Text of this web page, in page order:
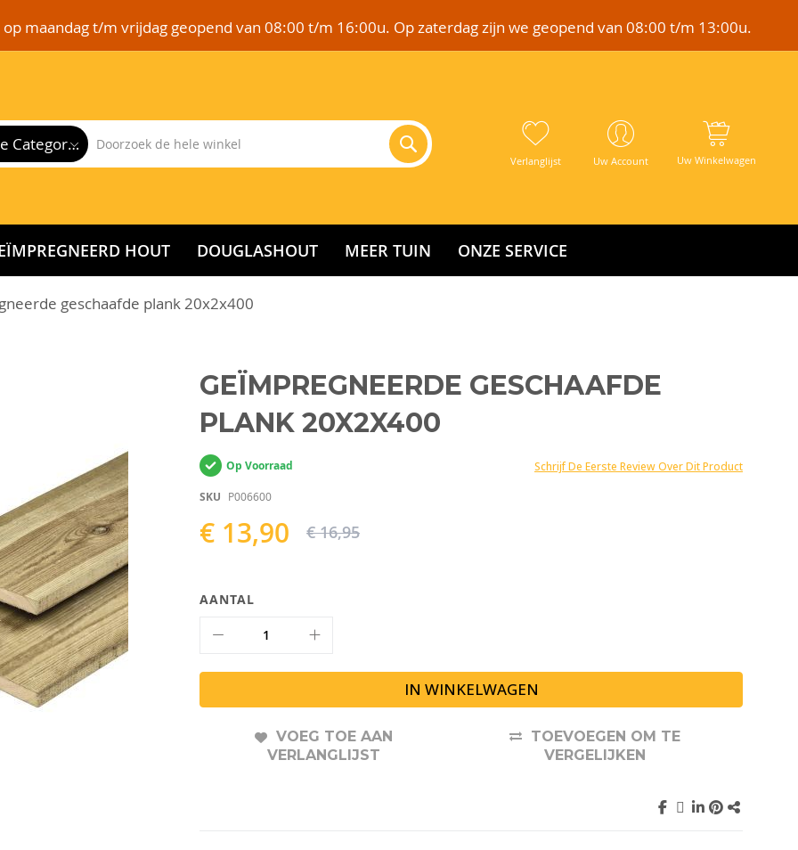
maandag t/m vrijdag geopend van 08:00 t/m 16:00u. Op zaterdag zijn we geopend van 08:00 t/m 13:00u.
Alle Categorieën
Verlanglijst Uw Account Uw Winkelwagen
HOUT DOUGLASHOUT MEER TUIN ONZE SERVICE
geschaafde plank 20x2x400
GEÏMPREGNEERDE GESCHAAFDE
PLANK 20X2X400
Schrijf De Eerste Review Over Dit Product
Op Voorraad
SKU P006600
€ 13,90 € 16,95
AANTAL
IN WINKELWAGEN
VOEG TOE AAN
VERLANGLIJST
TOEVOEGEN OM TE
VERGELIJKEN